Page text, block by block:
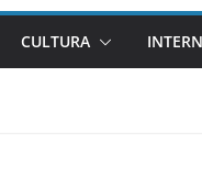
CULTURA